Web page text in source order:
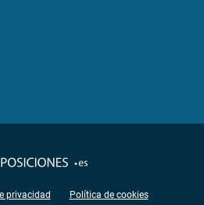
privacidad Política de cookies